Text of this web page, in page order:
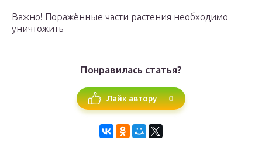
Важно! Поражённые части растения необходимо
уничтожить
Понравилась статья?
Лайк автору 0